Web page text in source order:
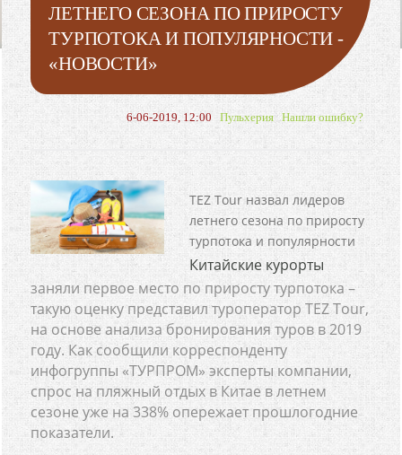
ЛЕТНЕГО СЕЗОНА ПО ПРИРОСТУ
ТУРПОТОКА И ПОПУЛЯРНОСТИ -
«НОВОСТИ»
6-06-2019, 12:00 Пульхерия Нашли ошибку?
TEZ Tour назвал лидеров
летнего сезона по приросту
турпотока и популярности
Китайские курорты
заняли первое место по приросту турпотока –
такую оценку представил туроператор TEZ Tour,
на основе анализа бронирования туров в 2019
году. Как сообщили корреспонденту
инфогруппы «ТУРПРОМ» эксперты компании,
спрос на пляжный отдых в Китае в летнем
сезоне уже на 338% опережает прошлогодние
показатели.